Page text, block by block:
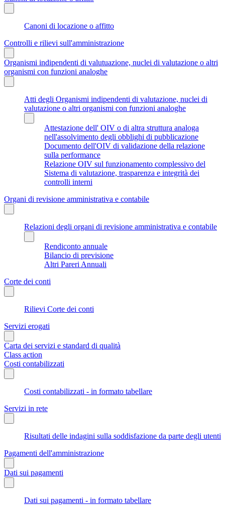
Canoni di locazione o affitto
Controlli e rilievi sull'amministrazione
Organismi indipendenti di valutuazione, nuclei di valutazione o altri
organismi con funzioni analoghe
Atti degli Organismi indipendenti di valutazione, nuclei di
valutazione o altri organismi con funzioni analoghe
Attestazione dell' OIV o di altra struttura analoga
nell'assolvimento degli obblighi di pubblicazione
Documento dell'OIV di validazione della relazione
sulla performance
Relazione OIV sul funzionamento complessivo del
Sistema di valutazione, trasparenza e integrità dei
controlli interni
Organi di revisione amministrativa e contabile
Relazioni degli organi di revisione amministrativa e contabile
Rendiconto annuale
Bilancio di previsione
Altri Pareri Annuali
Corte dei conti
Rilievi Corte dei conti
Servizi erogati
Carta dei servizi e standard di qualità
Class action
Costi contabilizzati
Costi contabilizzati - in formato tabellare
Servizi in rete
Risultati delle indagini sulla soddisfazione da parte degli utenti
Pagamenti dell'amministrazione
Dati sui pagamenti
Dati sui pagamenti - in formato tabellare